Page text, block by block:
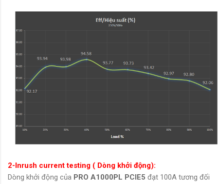
2-Inrush current testing ( Dòng khởi động):
Dòng khởi động của PRO A1000PL PCIE5 đạt 100A tương đối